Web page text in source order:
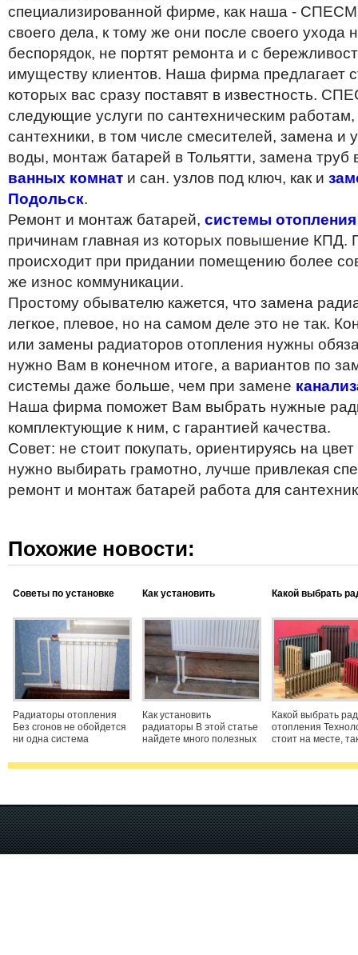
специализированной фирме, как наша -
своего дела, к тому же они после своего ухода
беспорядок, не портят ремонта и с
имуществу клиентов. Наша фирма предлагает
которых вас сразу поставят в известность.
следующие услуги по сантехническим
сантехники, в том числе смесителей, замена и
воды, монтаж батарей в Тольятти, замена труб
ванных комнат и сан. узлов под ключ, как и
Подольск.
Ремонт и монтаж батарей, системы отопления
причинам главная из которых повышение
происходит при придании помещению более
же износ коммуникации.
Простому обывателю кажется, что замена
легкое, плевое, но на самом деле это не так.
или замены радиаторов отопления нужны
нужно Вам в конечном итоге, а вариантов по
системы даже больше, чем при замене
Наша фирма поможет Вам выбрать нужные
комплектующие к ним, с гарантией качества.
Совет: не стоит покупать, ориентируясь на
нужно выбирать грамотно, лучше привлекая
ремонт и монтаж батарей работа для
Похожие новости:
Советы по установке
Радиаторы отопления
Без сгонов не обойдется
ни одна система
это важная деталь для
скручивании сгона,
Как установить
рекомендации
Как установить
радиаторы В этой статье
найдете много полезных
радиаторы системы
своими руками в домах
без центрального
отопления
Какой выбрать
Какой выбрать
отопления
стоит на месте,
направлении
сделать ремонт,
долгие года.